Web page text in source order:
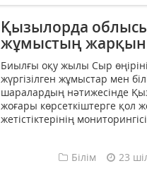
Қызылорда
жұмыстың жарқын
Биылғы оқу жылы Сыр
жүргізілген жұмыстар мен
шаралардың нәтижесінде
жоғары көрсеткіштерге қол
жетістіктерінің
Білім 23